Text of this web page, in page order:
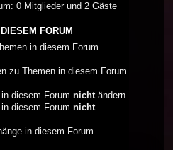
0 Mitglieder und 2 Gäste
FORUM
in diesem Forum
zu Themen in diesem Forum
diesem Forum nichtändern.
diesem Forum nicht
in diesem Forum